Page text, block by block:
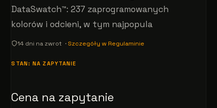
DataSwatch™: 237 zaprogramowanych
kolorów i odcieni, w tym najpopula
14 dni na zwrot · Szczegóły w Regulaminie
STAN: NA ZAPYTANIE
Cena na zapytanie